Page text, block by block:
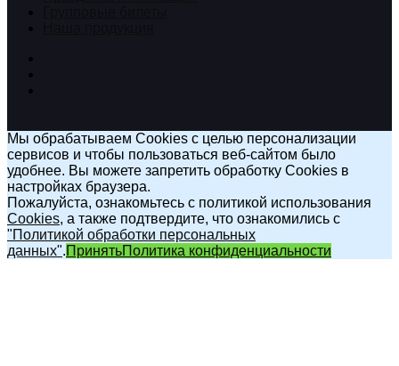
Мы обрабатываем Cookies с целью персонализации
сервисов и чтобы пользоваться веб-сайтом было
удобнее. Вы можете запретить обработку Cookies в
настройках браузера.
Пожалуйста, ознакомьтесь с политикой использования
Cookies, а также подтвердите, что ознакомились с
"Политикой обработки персональных
данных".ПринятьПолитика конфиденциальности